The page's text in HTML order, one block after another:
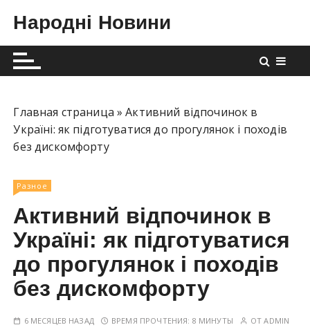
р
й
Народні Новини
Главная страница »Активний відпочинок в
Україні: як підготуватися до прогулянок і походів
без дискомфорту
Разное
Активний відпочинок в
Україні: як підготуватися
до прогулянок і походів
без дискомфорту
6 МЕСЯЦЕВ НАЗАД ВРЕМЯ ПРОЧТЕНИЯ: 8 МИНУТЫ ОТADMIN